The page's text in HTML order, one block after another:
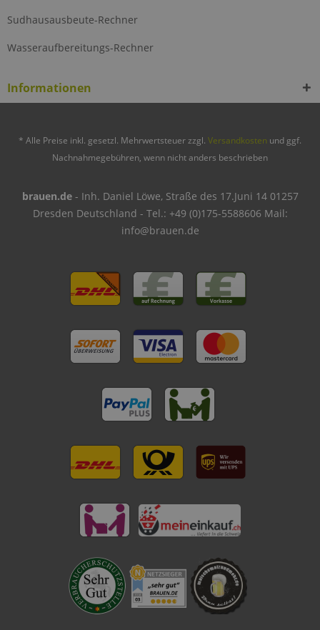
Sudhausausbeute-Rechner
Wasseraufbereitungs-Rechner
Informationen
* Alle Preise inkl. gesetzl. Mehrwertsteuer zzgl. Versandkosten und ggf.
Nachnahmegebühren, wenn nicht anders beschrieben
brauen.de- Inh. Daniel Löwe, Straße des 17.Juni 14 01257
Dresden Deutschland - Tel.: +49 (0)175-5588606 Mail:
info@brauen.de